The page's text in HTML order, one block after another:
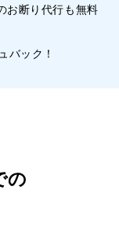
お断り代行も無料
バック！
の